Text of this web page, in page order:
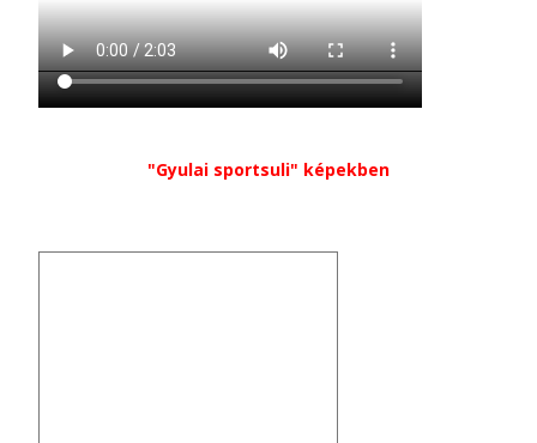
"Gyulai sportsuli" képekben